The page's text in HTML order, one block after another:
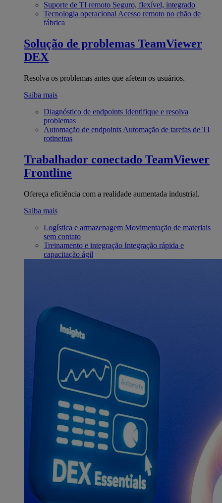
Suporte de TI remoto Seguro, flexível, integrado
Tecnologia operacional Acesso remoto no chão de
fábrica
Solução de problemas TeamViewer
DEX
Resolva os problemas antes que afetem os usuários.
Saiba mais
Diagnóstico de endpoints Identifique e resolva
problemas
Automação de endpoints Automação de tarefas de TI
rotineiras
Trabalhador conectado TeamViewer
Frontline
Ofereça eficiência com a realidade aumentada industrial.
Saiba mais
Logística e armazenagem Movimentação de materiais
sem contato
Treinamento e integração Integração rápida e
capacitação ágil